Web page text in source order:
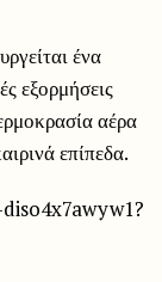
ένα
εξορμήσεις
αέρα
επίπεδα.